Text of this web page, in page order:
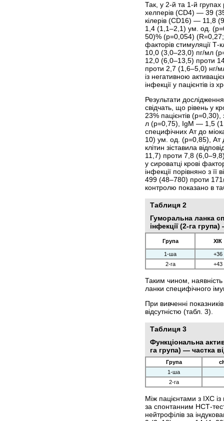
Так, у 2-й та 1-й групах
хелперів (CD4) — 39
кілерів (CD16) — 11,8
1,4 (1,1–2,1) ум. од.
50)% (р=0,054)
факторів стимуляції Т-
10,0 (3,0–23,0) пг/мл
12,0 (6,0–13,5) проти
проти 2,7 (1,6–5,0) нг/
із негативною
інфекції у пацієнтів
Результати дослідження
свідчать, що рівень у
23% пацієнтів
л (р=0,75), IgM — 1,5
специфічних Ат до
10) ум. од. (р=0,85), Ат
клітин зіставила
11,7) проти 7,8
у сироватці крові
інфекції порівняно з
499 (48–780) проти
контролю показано в
Таблиця 2
Гуморальна ланка
інфекції (2-га
Група ХІК
1-ша
+36
2-га
+43
Таким чином, наявність
ланки специфічного
При вивченні
відсутністю (табл. 3).
Таблиця 3
Функціональна
га група) — частка
Група
1-ша
2-га
Між пацієнтами з ІХС із
за спонтанним НСТ-
нейтрофілів за